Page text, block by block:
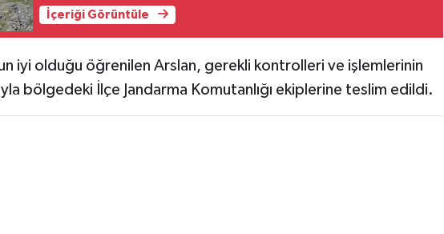
İçeriği Görüntüle
iyi olduğu öğrenilen Arslan, gerekli kontrolleri ve işlemlerinin
bölgedeki İlçe Jandarma Komutanlığı ekiplerine teslim edildi.